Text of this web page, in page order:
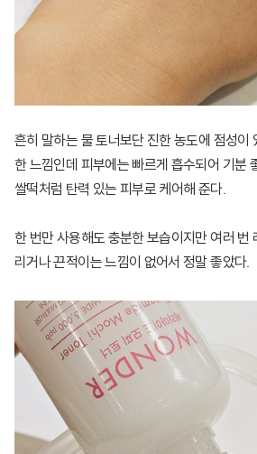
흔히 말하는 물 토너보단 진한 농도에 점성이
한 느낌인데 피부에는 빠르게 흡수되어 기분
쌀떡처럼 탄력 있는 피부로 케어해 준다.
한 번만 사용해도 충분한 보습이지만 여러 번
리거나 끈적이는 느낌이 없어서 정말 좋았다.